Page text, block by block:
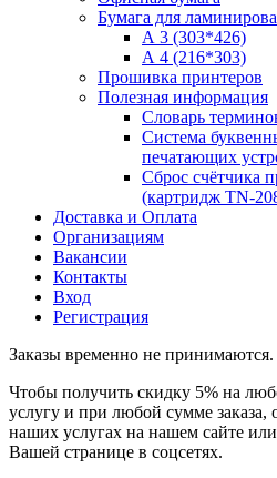
Бумага для
А 3 (303*426)
А 4 (216*303)
Прошивка принтеров
Полезная информация
Словарь
Система
печатающих
Сброс счётчика
(картридж TN-
Доставка и Оплата
Организациям
Вакансии
Контакты
Вход
Регистрация
Заказы временно не принимаются.
Чтобы получить скидку 5% на
услугу и при любой сумме заказа,
наших услугах на нашем сайте
Вашей странице в соцсетях.